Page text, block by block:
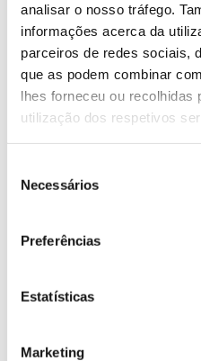
analisar o nosso tráfego.
informações acerca da
parceiros de redes sociais,
que as podem combinar
lhes forneceu ou recolhidas
utilização dos respetivos
Necessários
Preferências
Estatísticas
Marketing
Saber mais
13.07.2026
Genoma do priolo e de
conhecer para conservar
02.07.2026
Registar galhas de
cidadãos chamados a